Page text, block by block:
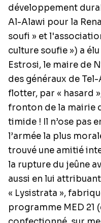
développement
Al-Alawi pour la
soufi » et
culture soufie ») a élu
Estrosi, le maire de
des généraux de
flotter, par « hasard
fronton de la mairie
timide ! Il n’ose pas
l’armée la plus
trouvé une amitié
la rupture du jeûne
aussi en lui
« Lysistrata »,
programme MED 21